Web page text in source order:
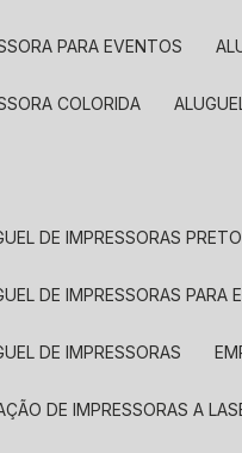
PARA EVENTOS
COLORIDA
DE IMPRESSORAS
DE IMPRESSORAS PARA
DE IMPRESSORAS
DE IMPRESSORAS A